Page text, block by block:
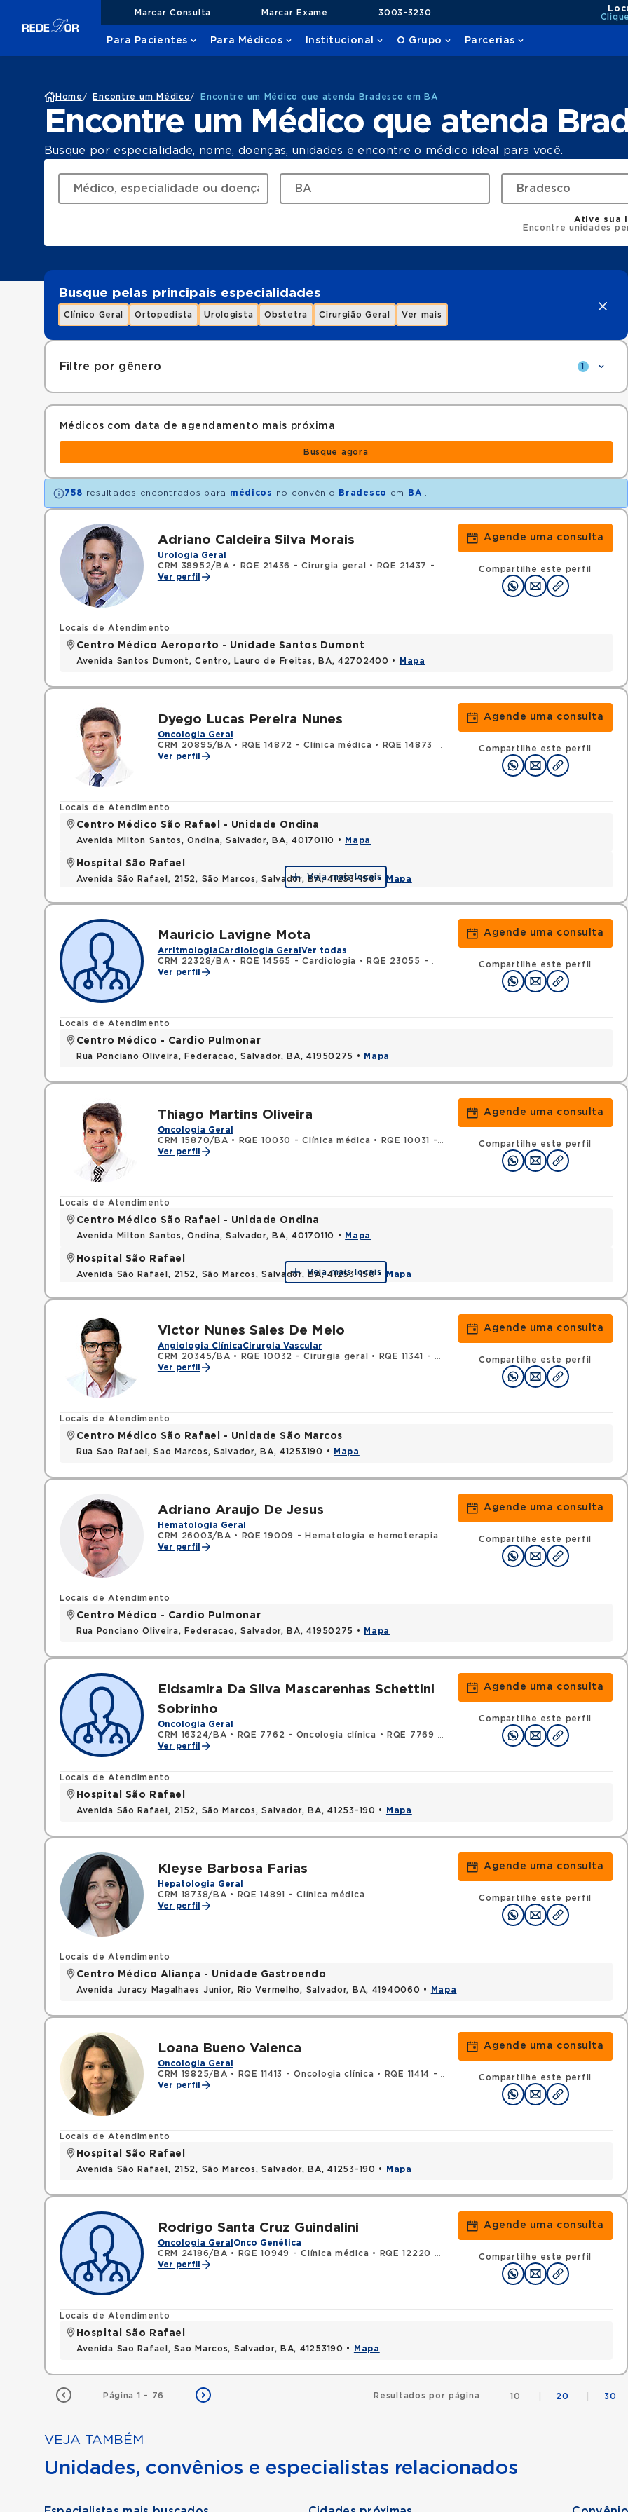
Marcar Consulta Marcar Exame 3003-3230
Para Pacientes Para Médicos Institucional O Grupo Parcerias
Home / Encontre um Médico/ Encontre um Médico que atenda Bradesco em BA
Encontre um Médico que atenda
Busque por especialidade, nome, doenças, unidades e encontre o médico ideal para você.
Ative sua
Encontre unidades
Busque pelas principais especialidades
Clínico Geral Ortopedista Urologista Obstetra Cirurgião Geral Ver mais
Filtre por gênero 1
Médicos com data de agendamento mais próxima
Busque agora
758 resultados encontrados para médicos no convênio Bradesco em BA
Adriano Caldeira Silva Morais
Urologia Geral
CRM 38952/BA • RQE 21436 - Cirurgia geral •
RQE 21437 - Urologia
Ver perfil
Agende uma consulta
Compartilhe este perfil
Locais de Atendimento
Centro Médico Aeroporto - Unidade Santos Dumont
Avenida Santos Dumont, Centro, Lauro de Freitas, BA, 42702400 • Mapa
Dyego Lucas Pereira Nunes
Oncologia Geral
CRM 20895/BA • RQE 14872 - Clínica médica •
RQE 14873 - Oncologia clínica
Ver perfil
Agende uma consulta
Compartilhe este perfil
Locais de Atendimento
Centro Médico São Rafael - Unidade Ondina
Avenida Milton Santos, Ondina, Salvador, BA, 40170110 • Mapa
Hospital São Rafael
Avenida São Rafael, 2152, São Marcos, Salvador, BA, 41253-190 • Mapa
Veja mais locais
Mauricio Lavigne Mota
ArritmologiaCardiologia Geral Ver todas
CRM 22328/BA • RQE 14565 - Cardiologia •
RQE 23055 - Clínica médica
Ver perfil
Agende uma consulta
Compartilhe este perfil
Locais de Atendimento
Centro Médico - Cardio Pulmonar
Rua Ponciano Oliveira, Federacao, Salvador, BA, 41950275 • Mapa
Thiago Martins Oliveira
Oncologia Geral
CRM 15870/BA • RQE 10030 - Clínica médica •
RQE 10031 - Oncologia clínica
Ver perfil
Agende uma consulta
Compartilhe este perfil
Locais de Atendimento
Centro Médico São Rafael - Unidade Ondina
Avenida Milton Santos, Ondina, Salvador, BA, 40170110 • Mapa
Hospital São Rafael
Avenida São Rafael, 2152, São Marcos, Salvador, BA, 41253-190 • Mapa
Veja mais locais
Victor Nunes Sales De Melo
Angiologia ClínicaCirurgia Vascular
CRM 20345/BA • RQE 10032 - Cirurgia geral •
RQE 11341 - Cirurgia vascular
Ver perfil
Agende uma consulta
Compartilhe este perfil
Locais de Atendimento
Centro Médico São Rafael - Unidade São Marcos
Rua Sao Rafael, Sao Marcos, Salvador, BA, 41253190 • Mapa
Adriano Araujo De Jesus
Hematologia Geral
CRM 26003/BA •
RQE 19009 - Hematologia e hemoterapia
Ver perfil
Agende uma consulta
Compartilhe este perfil
Locais de Atendimento
Centro Médico - Cardio Pulmonar
Rua Ponciano Oliveira, Federacao, Salvador, BA, 41950275 • Mapa
Eldsamira Da Silva Mascarenhas Schettini
Sobrinho
Oncologia Geral
CRM 16324/BA • RQE 7762 - Oncologia clínica •
RQE 7769 - Clínica médica
Ver perfil
Agende uma consulta
Compartilhe este perfil
Locais de Atendimento
Hospital São Rafael
Avenida São Rafael, 2152, São Marcos, Salvador, BA, 41253-190 • Mapa
Kleyse Barbosa Farias
Hepatologia Geral
CRM 18738/BA •
RQE 14891 - Clínica médica
Ver perfil
Agende uma consulta
Compartilhe este perfil
Locais de Atendimento
Centro Médico Aliança - Unidade Gastroendo
Avenida Juracy Magalhaes Junior, Rio Vermelho, Salvador, BA, 41940060 • Mapa
Loana Bueno Valenca
Oncologia Geral
CRM 19825/BA • RQE 11413 - Oncologia clínica •
RQE 11414 - Clínica médica
Ver perfil
Agende uma consulta
Compartilhe este perfil
Locais de Atendimento
Hospital São Rafael
Avenida São Rafael, 2152, São Marcos, Salvador, BA, 41253-190 • Mapa
Rodrigo Santa Cruz Guindalini
Oncologia Geral Onco Genética
CRM 24186/BA • RQE 10949 - Clínica médica •
RQE 12220 - Oncologia clínica
Ver perfil
Agende uma consulta
Compartilhe este perfil
Locais de Atendimento
Hospital São Rafael
Avenida Sao Rafael, Sao Marcos, Salvador, BA, 41253190 • Mapa
Página 1 - 76 Resultados por página 10 20 30
VEJA TAMBÉM
Unidades, convênios e especialistas relacionados